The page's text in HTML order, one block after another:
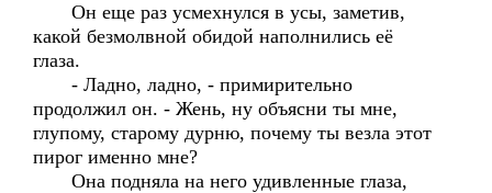
Он еще раз усмехнулся в усы, заметив,
какой безмолвной обидой наполнились её
глаза.
- Ладно, ладно, - примирительно
продолжил он. - Жень, ну объясни ты мне,
глупому, старому дурню, почему ты везла этот
пирог именно мне?
Она подняла на него удивленные глаза,